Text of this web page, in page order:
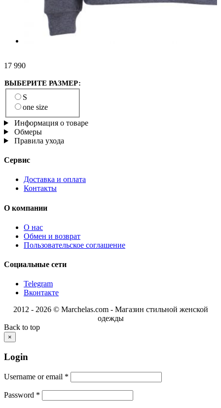
17 990
ВЫБЕРИТЕ РАЗМЕР:
S
one size
Информация о товаре
Обмеры
Правила ухода
Сервис
Доставка и оплата
Контакты
О компании
О нас
Обмен и возврат
Пользовательское соглашение
Социальные сети
Telegram
Вконтакте
2012 - 2026 © Marchelas.com - Магазин стильной женской
одежды
Back to top
×
Login
Username or email *
Password *